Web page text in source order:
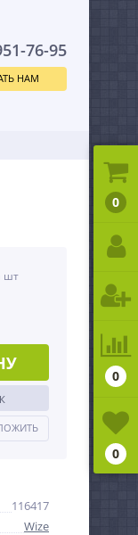
76-95
НАМ
шт
116417
Wize
0
0
0